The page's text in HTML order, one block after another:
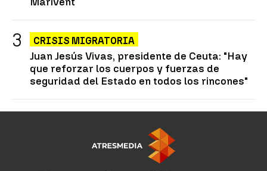
CRISIS MIGRATORIA
Juan Jesús Vivas, presidente de Ceuta: "Hay
que reforzar los cuerpos y fuerzas de
seguridad del Estado en todos los rincones"